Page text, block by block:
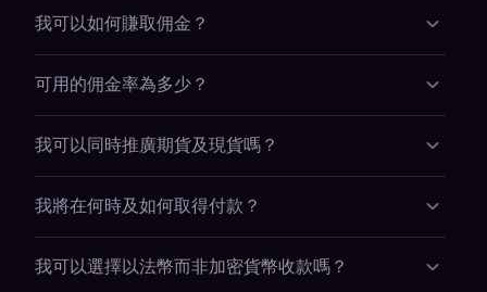
透過我們的 Impact 合作夥伴以法幣付款至銀行帳戶。大部分
個人創作者較適合自營渠道；媒體及傳統聯盟夥伴則可透過
Impact 申請。
請量及所需的額外核實資料而有所不同，但我們力求在上述期
我可以如何賺取佣金？
註冊的用戶，其在 Kraken Consumer、Pro（現貨、槓桿、期
入時按個別夥伴協商釐定。
可用的佣金率為多少？
50%*的合資格交易量收益分成；Kraken Prop 佣金為 25% *；
我可以同時推廣期貨及現貨嗎？
Kraken 產品：現貨、槓桿、期貨、Kraken Prop、Krak（扣賬
我將在何時及如何取得付款？
帳戶。預設按月結算，達到佣金發放門檻後亦可隨時提取。透
我可以選擇以法幣而非加密貨幣收款嗎？